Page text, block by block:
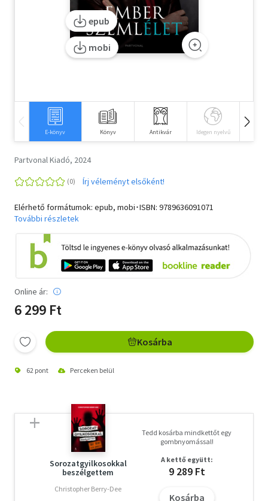
Tankönyv, segédkönyv
Társadalomtudomány
Természettudomány
epub
mobi
E-könyv Könyv Antikvár Idegen nyelvű
Partvonal Kiadó, 2024
Írj véleményt elsőként!
Elérhető formátumok: epub, mobi･ISBN: 9789636091071
További részletek
Online ár:
6 299 Ft
Kosárba
62 pont Perceken belül
Sorozatgyilkosokkal
beszélgettem
Christopher Berry-Dee
Tedd kosárba mindkettőt egy
gombnyomással!
A kettő együtt:
9 289 Ft
Kosárba